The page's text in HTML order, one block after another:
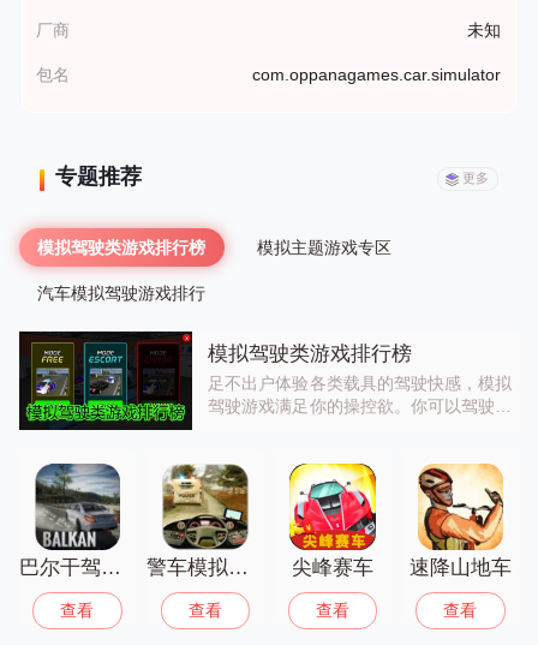
厂商 未知
包名 com.oppanagames.car.simulator
专题推荐 更多
模拟驾驶类游戏排行榜 模拟主题游戏专区
汽车模拟驾驶游戏排行
模拟驾驶类游戏排行榜
足不出户体验各类载具的驾驶快感，模拟
驾驶游戏满足你的操控欲。你可以驾驶沙
设计，让你身临其境感受驾驶的乐趣，既
能过足驾驶瘾，也能了解不同载具的运作
逻辑！
巴尔干驾驶区
查看
警车模拟驾驶
查看
尖峰赛车
查看
速降山地车
查看